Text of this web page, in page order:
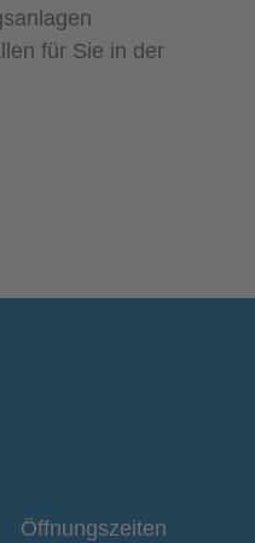
für Sie in der
Öffnungszeiten